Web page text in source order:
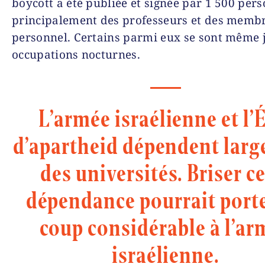
principalement des professeurs et des
personnel. Certains parmi eux se sont
occupations nocturnes.
L’armée israélienne et
d’apartheid dépendent
des universités. Briser
dépendance pourrait
coup considérable à
israélienne.